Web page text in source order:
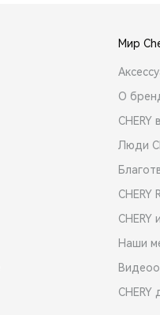
Мир
О
CHERY
Люди
CHERY
Наши
CHERY